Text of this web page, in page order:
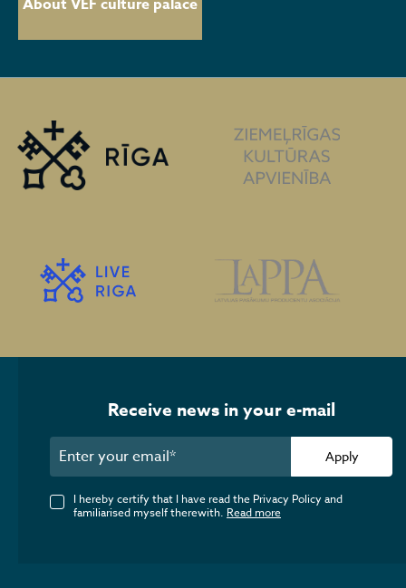
About VEF culture palace
Receive news in your e-mail
Apply
I hereby certify that I have read the Privacy Policy and
familiarised myself therewith. Read more